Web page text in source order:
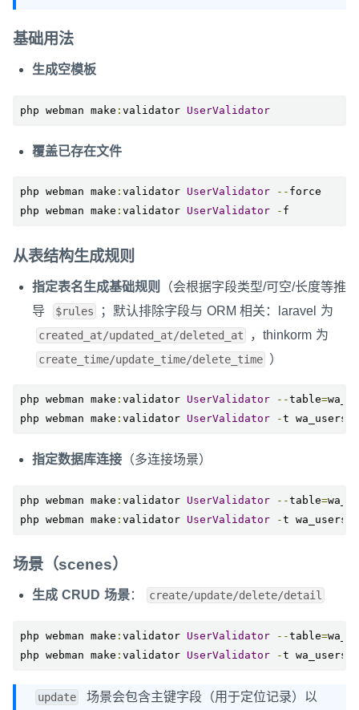
基础用法
生成空模板
php webman make : validator UserValidator
覆盖已存在文件
php webman make : validator UserValidator -- force
php webman make : validator UserValidator - f
从表结构生成规则
指定表名生成基础规则
（会根据字段类型/可空/长度等推
导
$rules ；默认排除字段与 ORM 相关：laravel 为
created_at/updated_at/deleted_at ，thinkorm 为
create_time/update_time/delete_time ）
php webman make : validator UserValidator --table=
php webman make : validator UserValidator -t wa_users
指定数据库连接 （多连接场景）
php webman make : validator UserValidator --table=
php webman make : validator UserValidator -t wa_users
场景（scenes）
生成 CRUD 场景： create/update/delete/detail
php webman make : validator UserValidator --table=
php webman make : validator UserValidator -t wa_users
update
场景会包含主键字段（用于定位记录）以